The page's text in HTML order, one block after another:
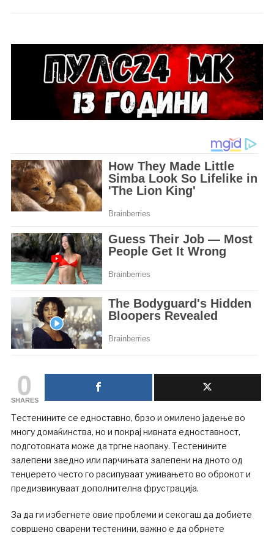
0
SHARES
Тестенините се едноставно, брзо и омилено јадење во
многу домаќинства, но и покрај нивната едноставност,
подготовката може да тргне наопаку. Тестенините
залепени заедно или парчињата залепени на дното од
тенџерето често го расипуваат уживањето во оброкот и
предизвикуваат дополнителна фрустрација.
За да ги избегнете овие проблеми и секогаш да добиете
совршено сварени тестенини, важно е да обрнете